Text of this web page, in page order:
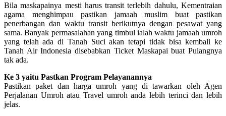
Bila maskapainya mesti harus transit terlebih dahulu, Kementraian
agama menghimpau pastikan jamaah muslim buat pastikan
penerbangan dan waktu transit berikutnya dengan pesawat yang
sama. Banyak permasalahan yang timbul ialah waktu jamaah umroh
yang telah ada di Tanah Suci akan tetapi tidak bisa kembali ke
Tanah Air Indonesia disebabkan Ticket Maskapai buat Pulangnya
tak ada.
Ke 3 yaitu Pastkan Program Pelayanannya
Pastikan paket dan harga umroh yang di tawarkan oleh Agen
Perjalanan Umroh atau Travel umroh anda lebih terinci dan lebih
jelas.